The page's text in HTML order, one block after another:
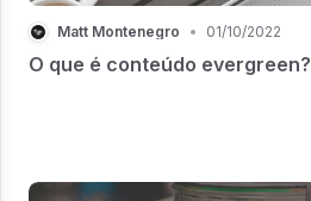
Matt Montenegro • 01/10/2022
O que é conteúdo evergreen?